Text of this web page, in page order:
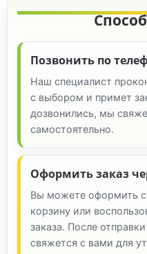
Позвонить по
Наш специалист
с выбором и примет
дозвонились, мы
самостоятельно.
Оформить заказ
Вы можете оформить
корзину или
заказа. После
свяжется с вами для